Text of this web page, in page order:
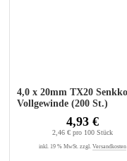
4,0 x 20mm TX20 Senkkopf
Vollgewinde (200 St.)
4,93 €
2,46 € pro 100 Stück
inkl. 19 % MwSt. zzgl. Versandkosten